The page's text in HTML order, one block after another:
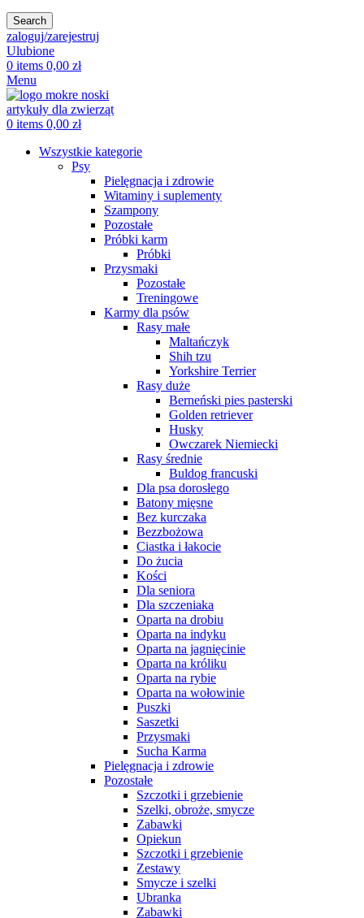
Search
zaloguj/zarejestruj
Ulubione
0 items 0,00 zł
Menu
0 items 0,00 zł
Wszystkie kategorie
Psy
Pielęgnacja i zdrowie
Witaminy i suplementy
Szampony
Pozostałe
Próbki karm
Próbki
Przysmaki
Pozostałe
Treningowe
Karmy dla psów
Rasy małe
Maltańczyk
Shih tzu
Yorkshire Terrier
Rasy duże
Berneński pies pasterski
Golden retriever
Husky
Owczarek Niemiecki
Rasy średnie
Buldog francuski
Dla psa dorosłego
Batony mięsne
Bez kurczaka
Bezzbożowa
Ciastka i łakocie
Do żucia
Kości
Dla seniora
Dla szczeniaka
Oparta na drobiu
Oparta na indyku
Oparta na jagnięcinie
Oparta na króliku
Oparta na rybie
Oparta na wołowinie
Puszki
Saszetki
Przysmaki
Sucha Karma
Pielęgnacja i zdrowie
Pozostałe
Szczotki i grzebienie
Szelki, obroże, smycze
Zabawki
Opiekun
Szczotki i grzebienie
Zestawy
Smycze i szelki
Ubranka
Zabawki